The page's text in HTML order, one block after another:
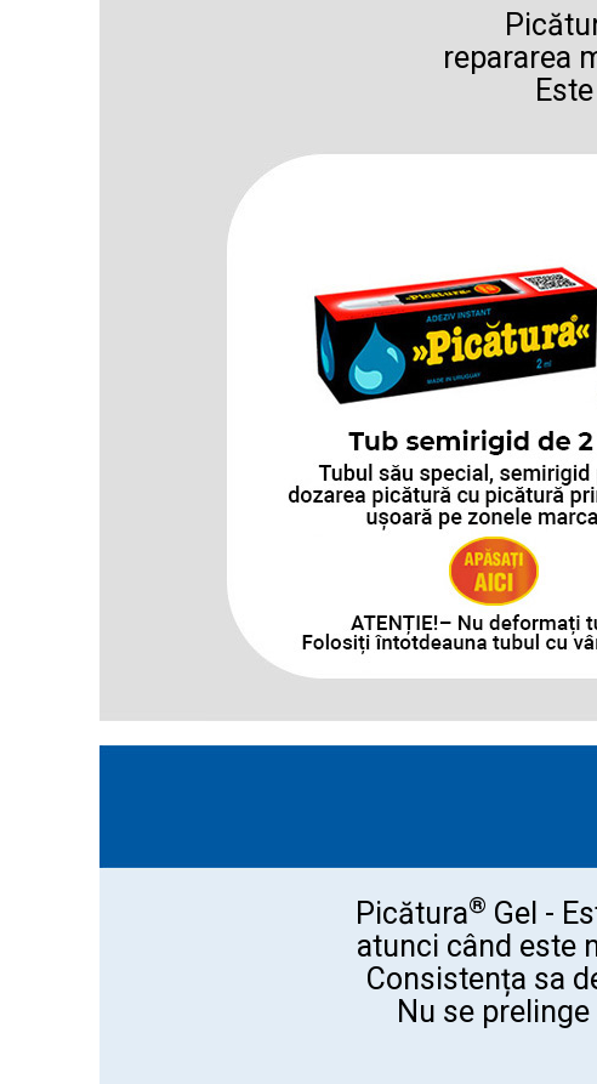
repararea
Picătura® Gel -
atunci când este
Consistența sa
Nu se